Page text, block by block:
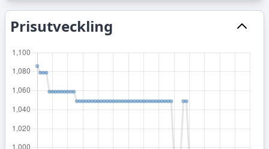
Prisutveckling